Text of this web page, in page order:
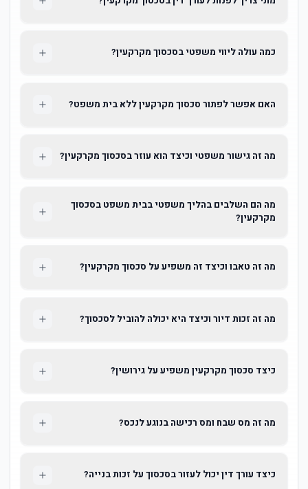
כמה עולה ליווי משפטי בסכסוך מקרקעין?
האם אפשר לפתור סכסוך מקרקעין ללא בית משפט?
מה זה גישור משפטי וכיצד הוא עוזר בסכסוך מקרקעין?
מה הם השלבים בהליך משפטי בבית משפט בסכסוך
מקרקעין?
מה זה טאבו וכיצד זה משפיע על סכסוך מקרקעין?
מה זה זכות דיור וכיצד היא יכולה להוביל לסכסוך?
כיצד סכסוך מקרקעין משפיע על גירושין?
מה זה מס שבח ומס רכישה בנוגע לנכס?
כיצד עורך דין יכול לעזור בסכסוך על זכות בנייה?